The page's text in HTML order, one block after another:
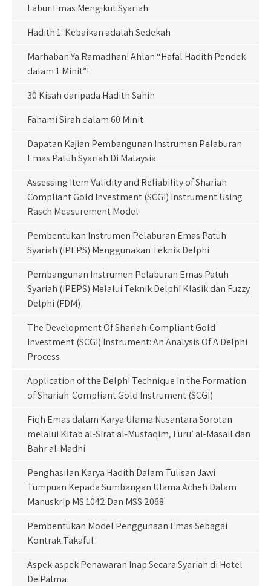
Labur Emas Mengikut Syariah
Hadith 1. Kebaikan adalah Sedekah
Marhaban Ya Ramadhan! Ahlan “Hafal Hadith Pendek
dalam 1 Minit”!
30 Kisah daripada Hadith Sahih
Fahami Sirah dalam 60 Minit
Dapatan Kajian Pembangunan Instrumen Pelaburan
Emas Patuh Syariah Di Malaysia
Assessing Item Validity and Reliability of Shariah
Compliant Gold Investment (SCGI) Instrument Using
Rasch Measurement Model
Pembentukan Instrumen Pelaburan Emas Patuh
Syariah (iPEPS) Menggunakan Teknik Delphi
Pembangunan Instrumen Pelaburan Emas Patuh
Syariah (iPEPS) Melalui Teknik Delphi Klasik dan Fuzzy
Delphi (FDM)
The Development Of Shariah-Compliant Gold
Investment (SCGI) Instrument: An Analysis Of A Delphi
Process
Application of the Delphi Technique in the Formation
of Shariah-Compliant Gold Instrument (SCGI)
Fiqh Emas dalam Karya Ulama Nusantara Sorotan
melalui Kitab al-Sirat al-Mustaqim, Furu’ al-Masail dan
Bahr al-Madhi
Penghasilan Karya Hadith Dalam Tulisan Jawi
Tumpuan Kepada Sumbangan Ulama Acheh Dalam
Manuskrip MS 1042 Dan MSS 2068
Pembentukan Model Penggunaan Emas Sebagai
Kontrak Takaful
Aspek-aspek Penawaran Inap Secara Syariah di Hotel
De Palma